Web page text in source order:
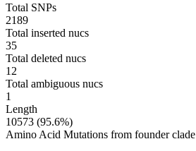
Total SNPs
2189
Total inserted nucs
35
Total deleted nucs
12
Total ambiguous nucs
1
Length
10573 (95.6%)
Amino Acid Mutations from founder clade